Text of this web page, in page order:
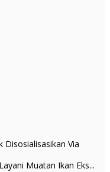
Disosialisasikan Via
Muatan Ikan Eks...